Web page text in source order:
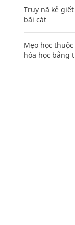
Truy nã kẻ
bãi cát
Mẹo học
hóa học bằng